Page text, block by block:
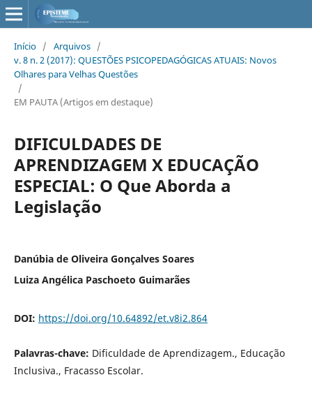
Início / Arquivos /
v. 8 n. 2 (2017): QUESTÕES PSICOPEDAGÓGICAS ATUAIS: Novos
Olhares para Velhas Questões
/
EM PAUTA (Artigos em destaque)
DIFICULDADES DE
APRENDIZAGEM X EDUCAÇÃO
ESPECIAL: O Que Aborda a
Legislação
Danúbia de Oliveira Gonçalves Soares
Luiza Angélica Paschoeto Guimarães
DOI: https://doi.org/10.64892/et.v8i2.864
Palavras-chave: Dificuldade de Aprendizagem., Educação
Inclusiva., Fracasso Escolar.